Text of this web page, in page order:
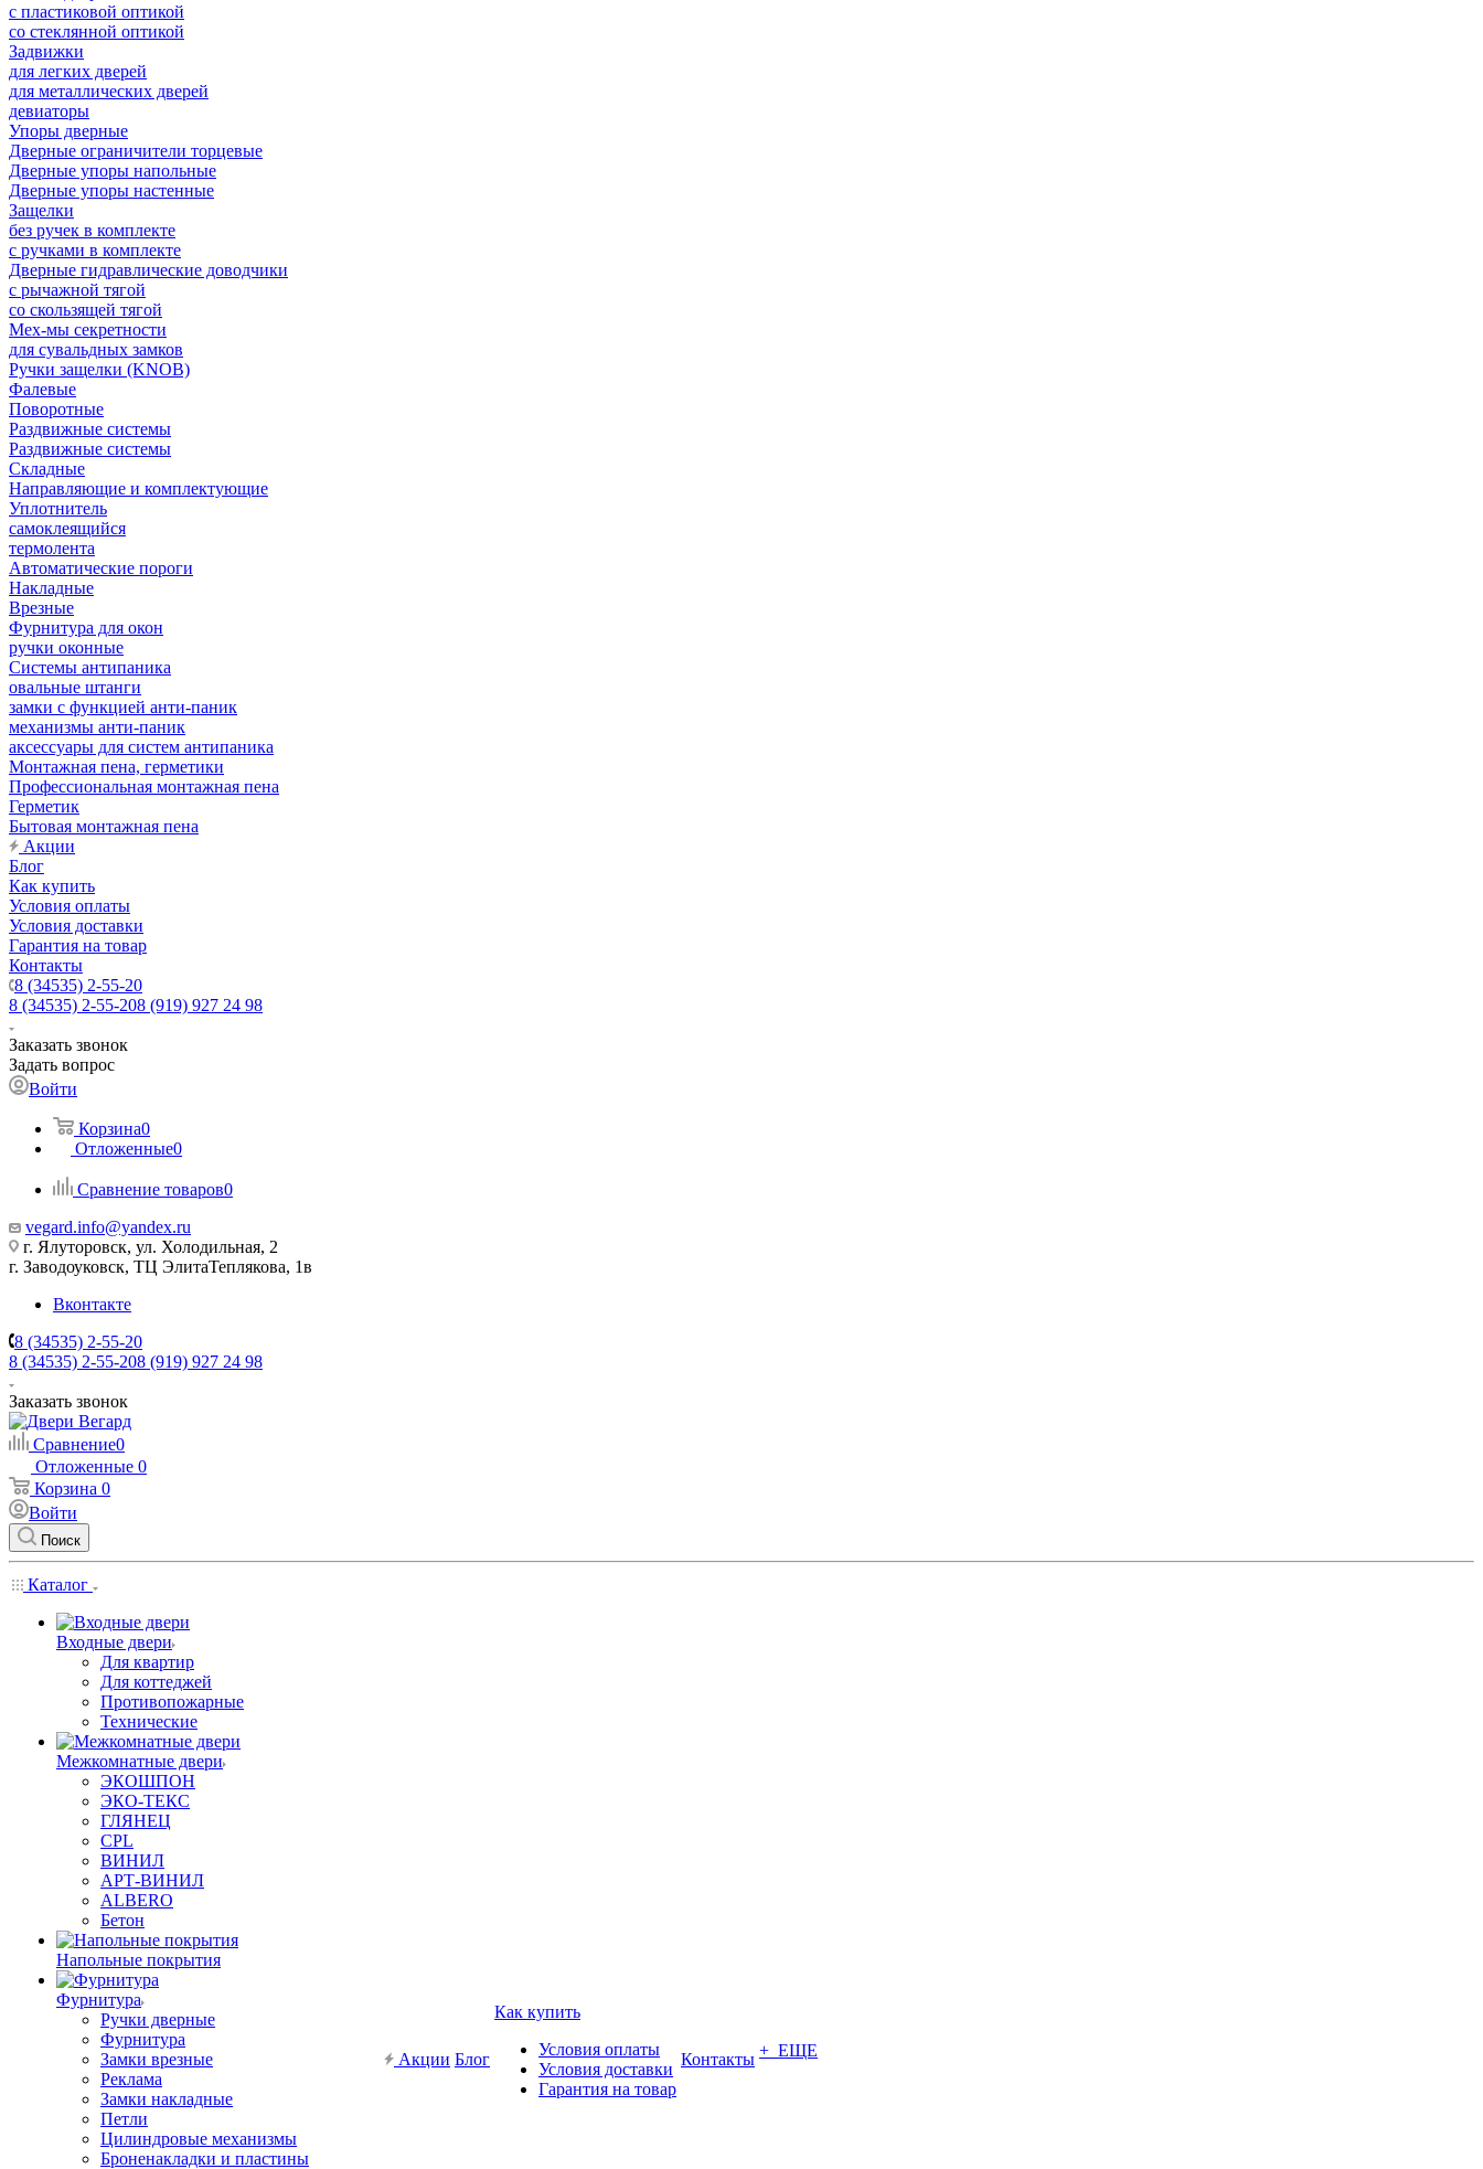
с пластиковой оптикой
со стеклянной оптикой
Задвижки
для легких дверей
для металлических дверей
девиаторы
Упоры дверные
Дверные ограничители торцевые
Дверные упоры напольные
Дверные упоры настенные
Защелки
без ручек в комплекте
с ручками в комплекте
Дверные гидравлические доводчики
с рычажной тягой
со скользящей тягой
Мех-мы секретности
для сувальдных замков
Ручки защелки (KNOB)
Фалевые
Поворотные
Раздвижные системы
Раздвижные системы
Складные
Направляющие и комплектующие
Уплотнитель
самоклеящийся
термолента
Автоматические пороги
Накладные
Врезные
Фурнитура для окон
ручки оконные
Системы антипаника
овальные штанги
замки с функцией анти-паник
механизмы анти-паник
аксессуары для систем антипаника
Монтажная пена, герметики
Профессиональная монтажная пена
Герметик
Бытовая монтажная пена
Акции
Блог
Как купить
Условия оплаты
Условия доставки
Гарантия на товар
Контакты
8 (34535) 2-55-20
8 (34535) 2-55-208 (919) 927 24 98
Заказать звонок
Задать вопрос
Войти
Корзина0
Отложенные0
Сравнение товаров0
vegard.info@yandex.ru
г. Ялуторовск, ул. Холодильная, 2
г. Заводоуковск, ​ТЦ Элита​Теплякова, 1в
Вконтакте
8 (34535) 2-55-20
8 (34535) 2-55-208 (919) 927 24 98
Заказать звонок
Сравнение0
Отложенные 0
Корзина 0
Войти
Поиск
Каталог
Входные двери
Для квартир
Для коттеджей
Противопожарные
Технические
Межкомнатные двери
ЭКОШПОН
ЭКО-ТЕКС
ГЛЯНЕЦ
CPL
ВИНИЛ
АРТ-ВИНИЛ
ALBERO
Бетон
Напольные покрытия
Фурнитура
Ручки дверные
Фурнитура
Замки врезные
Реклама
Замки накладные
Петли
Цилиндровые механизмы
Броненакладки и пластины
Акции Блог
Как купить
Условия оплаты
Условия доставки
Гарантия на товар
Контакты + ЕЩЕ